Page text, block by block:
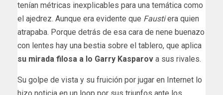
tenían métricas inexplicables para una temática como
el ajedrez. Aunque era evidente que Faustiera quien
atrapaba. Porque detrás de esa cara de nene buenazo
con lentes hay una bestia sobre el tablero, que aplica
su mirada filosa a lo Garry Kasparov a sus rivales.
Su golpe de vista y su fruición por jugar en Internet lo
hizo noticia en un loop por sus triunfos ante los